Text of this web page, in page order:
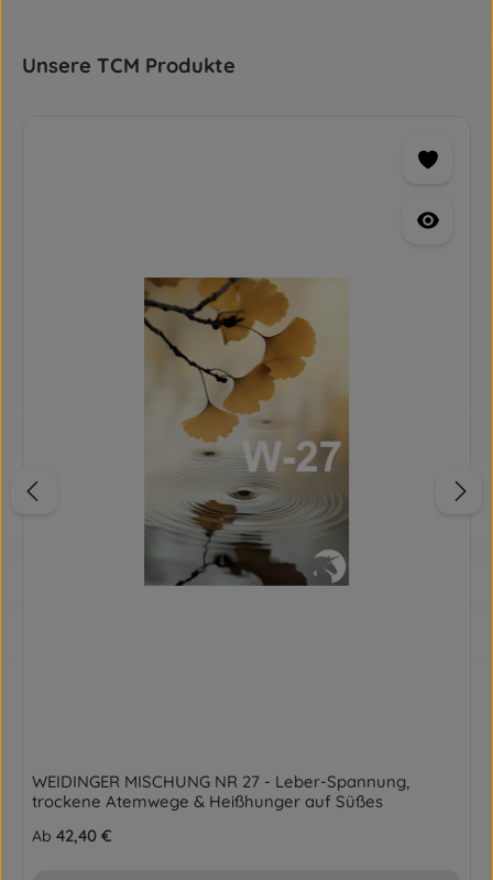
Produktgalerie überspringen
Unsere TCM Produkte
WEIDINGER MISCHUNG NR 27 - Leber-Spannung,
trockene Atemwege & Heißhunger auf Süßes
Regulärer Preis:
Ab 42,40 €